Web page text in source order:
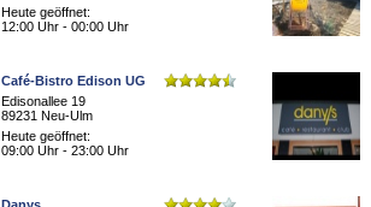
Heute geöffnet:
12:00 Uhr - 00:00 Uhr
Café-Bistro Edison UG
Edisonallee 19
89231 Neu-Ulm
Heute geöffnet:
09:00 Uhr - 23:00 Uhr